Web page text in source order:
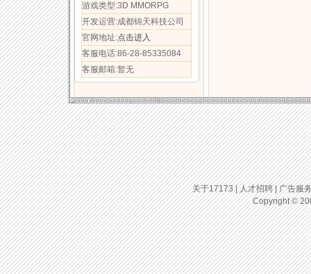
游戏类型:3D MMORPG
开发运营:成都锦天科技公司
官网地址:点击进入
客服电话:86-28-85335084
客服邮箱:暂无
关于17173|人才招聘|广告服
Copyright ©